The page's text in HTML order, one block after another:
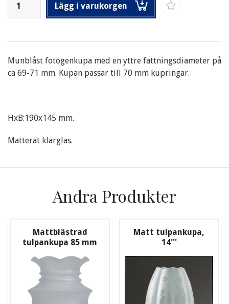
Lägg i varukorgen
Munblåst fotogenkupa med en yttre fattningsdiameter på
ca 69-71 mm. Kupan passar till 70 mm kupringar.
HxB:190x145 mm.
Matterat klarglas.
Andra Produkter
Mattblästrad
tulpankupa 85 mm
Matt tulpankupa,
14'''